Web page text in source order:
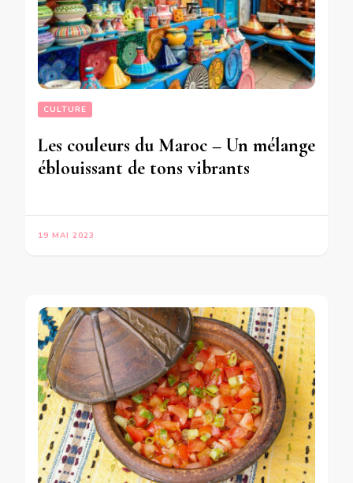
CULTURE
Les couleurs du Maroc – Un mélange
éblouissant de tons vibrants
19 MAI 2023